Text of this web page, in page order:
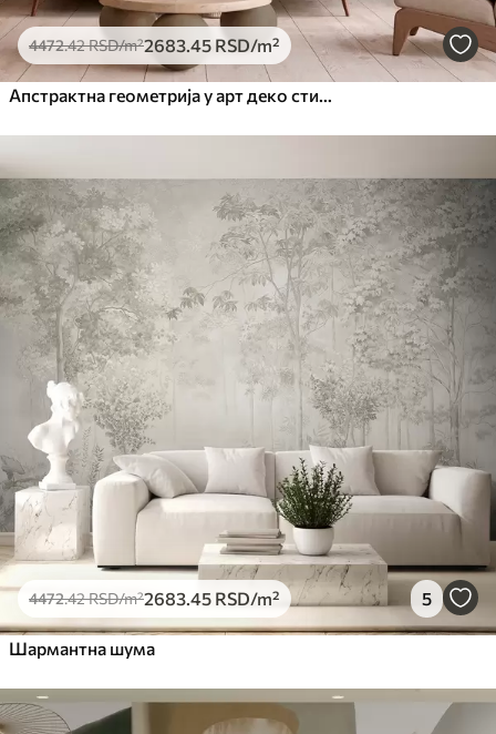
4472.42RSD/m²2683 .45 RSD/m²
4472.42RSD/m²2683 .45 RSD/m² 5
Шармантна шума